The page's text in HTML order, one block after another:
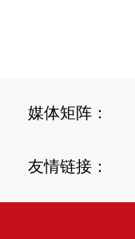
媒体矩阵：
友情链接：